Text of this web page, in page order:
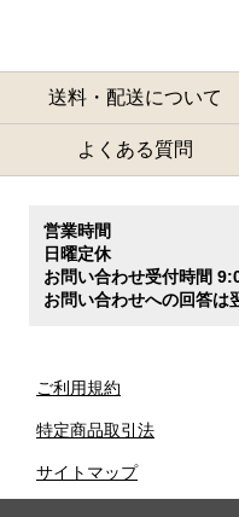
送料・配送について
よくある質問
営業時間
日曜定休
お問い合わせ受付時間
お問い合わせへの回答は
ご利用規約
特定商品取引法
サイトマップ